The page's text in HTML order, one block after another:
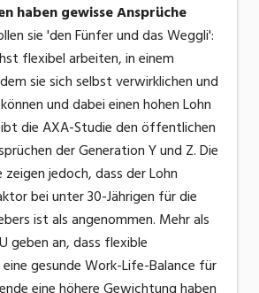
haben gewisse Ansprüche
sie 'den Fünfer und das Weggli':
flexibel arbeiten, in einem
sie sich selbst verwirklichen und
und dabei einen hohen Lohn
die AXA-Studie den öffentlichen
der Generation Y und Z. Die
jedoch, dass der Lohn
bei unter 30-Jährigen für die
ist als angenommen. Mehr als
geben an, dass flexible
gesunde Work-Life-Balance für